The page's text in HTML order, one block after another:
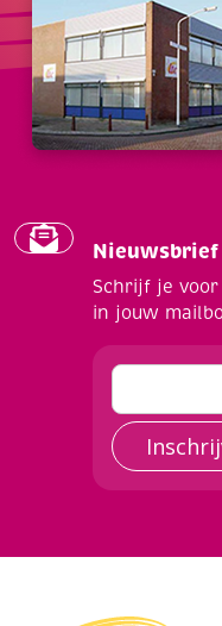
Nieuwsbrief
Schrijf je
in jouw